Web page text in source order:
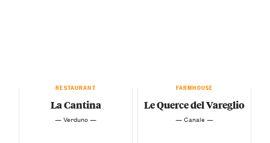
RESTAURANT
La Cantina
— Verduno —
FARMHOUSE
Le Querce del Vareglio
— Canale —